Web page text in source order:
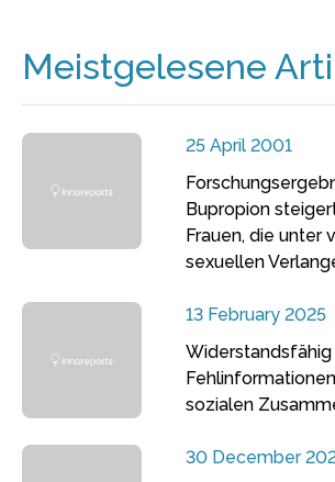
Meistgelesene
25 April 2001
Bupropion
Frauen, die unter
sexuellen
13 February 2025
sozialen
30 December